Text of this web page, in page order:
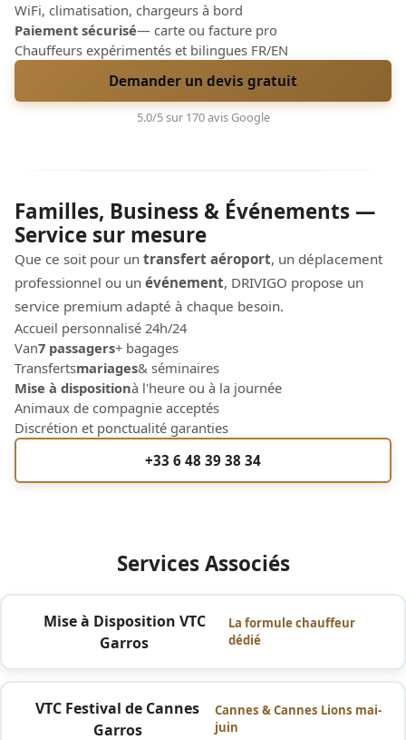
WiFi, climatisation, chargeurs à bord
Paiement sécurisé— carte ou facture pro
Chauffeurs expérimentés et bilingues FR/EN
Demander un devis gratuit
5.0/5 sur 170 avis Google
Familles, Business & Événements —
Service sur mesure
Que ce soit pour un transfert aéroport, un déplacement
professionnel ou un événement, DRIVIGO propose un
service premium adapté à chaque besoin.
Accueil personnalisé 24h/24
Van7 passagers+ bagages
Transfertsmariages& séminaires
Mise à dispositionà l'heure ou à la journée
Animaux de compagnie acceptés
Discrétion et ponctualité garanties
+33 6 48 39 38 34
Services Associés
Mise à Disposition VTC
Garros
La formule chauffeur
dédié
VTC Festival de Cannes
Garros
Cannes & Cannes Lions mai-
juin